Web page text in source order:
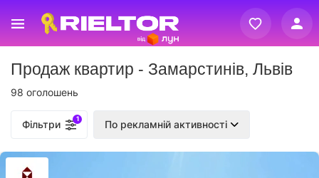
Реєстрація
Вхід
Продаж квартир - Замарстинiв, Львів
98 оголошень
Фільтри 1 По рекламній активності